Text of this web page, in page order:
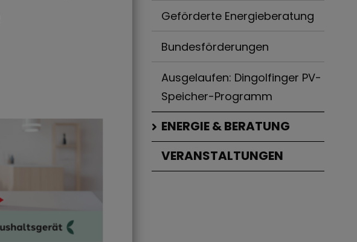
Geförderte Energieberatung
Bundesförderungen
Ausgelaufen: Dingolfinger PV-
Speicher-Programm
ENERGIE & BERATUNG
VERANSTALTUNGEN